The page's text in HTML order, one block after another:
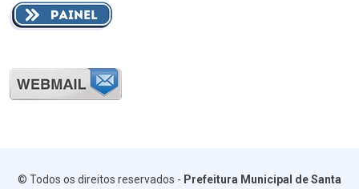
© Todos os direitos reservados - Prefeitura Municipal de Santa